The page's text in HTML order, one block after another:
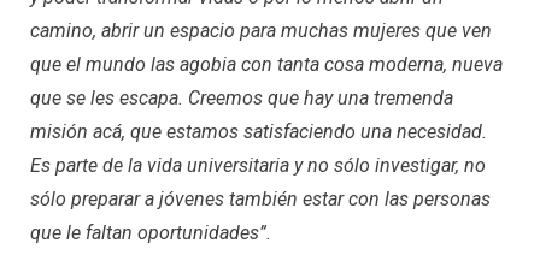
camino, abrir un espacio para muchas mujeres que ven
que el mundo las agobia con tanta cosa moderna, nueva
que se les escapa. Creemos que hay una tremenda
misión acá, que estamos satisfaciendo una necesidad.
Es parte de la vida universitaria y no sólo investigar, no
sólo preparar a jóvenes también estar con las personas
que le faltan oportunidades”.